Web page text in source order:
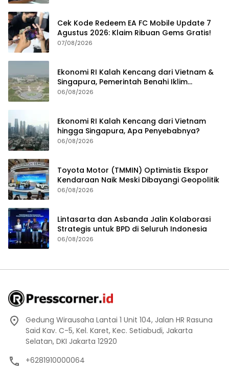
Cek Kode Redeem EA FC Mobile Update 7
Agustus 2026: Klaim Ribuan Gems Gratis!
07/08/2026
Ekonomi RI Kalah Kencang dari Vietnam &
Singapura, Pemerintah Benahi Iklim
Investasi
06/08/2026
Ekonomi RI Kalah Kencang dari Vietnam
hingga Singapura, Apa Penyebabnya?
06/08/2026
Toyota Motor (TMMIN) Optimistis Ekspor
Kendaraan Naik Meski Dibayangi Geopolitik
06/08/2026
Lintasarta dan Asbanda Jalin Kolaborasi
Strategis untuk BPD di Seluruh Indonesia
06/08/2026
Gedung Wirausaha Lantai 1 Unit 104, Jalan HR Rasuna
Said Kav. C-5, Kel. Karet, Kec. Setiabudi, Jakarta
Selatan, DKI Jakarta 12920
+6281910000064